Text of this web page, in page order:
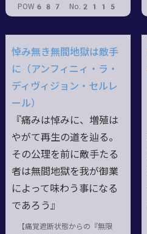
POW687 No.2115
悼み無き無間地獄は敵手
に（アンフィニィ・ラ・
ディヴィジョン・セルレ
ール）
『痛みは悼みに、増殖は
やがて再生の道を辿る。
その公理を前に敵手たる
者は無間地獄を我が御業
によって味わう事になる
であろう』
【痛覚遮断状態からの『無限